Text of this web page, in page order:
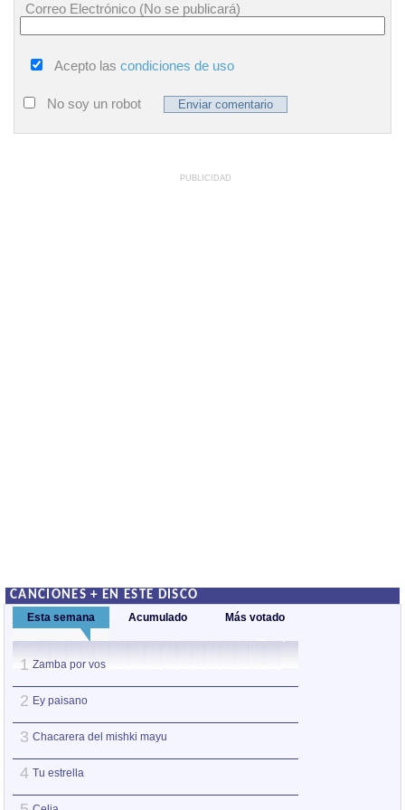
Correo Electrónico (No se publicará)
Acepto las condiciones de uso
No soy un robot
PUBLICIDAD
CANCIONES + EN ESTE DISCO
Esta semana Acumulado Más votado
1 Zamba por vos
2 Ey paisano
3 Chacarera del mishki mayu
4 Tu estrella